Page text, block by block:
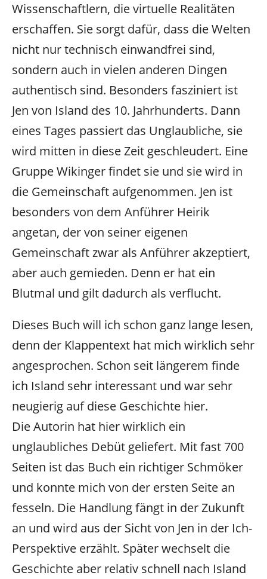
Wissenschaftlern, die virtuelle Realitäten
erschaffen. Sie sorgt dafür, dass die Welten
nicht nur technisch einwandfrei sind,
sondern auch in vielen anderen Dingen
authentisch sind. Besonders fasziniert ist
Jen von Island des 10. Jahrhunderts. Dann
eines Tages passiert das Unglaubliche, sie
wird mitten in diese Zeit geschleudert. Eine
Gruppe Wikinger findet sie und sie wird in
die Gemeinschaft aufgenommen. Jen ist
besonders von dem Anführer Heirik
angetan, der von seiner eigenen
Gemeinschaft zwar als Anführer akzeptiert,
aber auch gemieden. Denn er hat ein
Blutmal und gilt dadurch als verflucht.
Dieses Buch will ich schon ganz lange lesen,
denn der Klappentext hat mich wirklich sehr
angesprochen. Schon seit längerem finde
ich Island sehr interessant und war sehr
neugierig auf diese Geschichte hier.
Die Autorin hat hier wirklich ein
unglaubliches Debüt geliefert. Mit fast 700
Seiten ist das Buch ein richtiger Schmöker
und konnte mich von der ersten Seite an
fesseln. Die Handlung fängt in der Zukunft
an und wird aus der Sicht von Jen in der Ich-
Perspektive erzählt. Später wechselt die
Geschichte aber relativ schnell nach Island